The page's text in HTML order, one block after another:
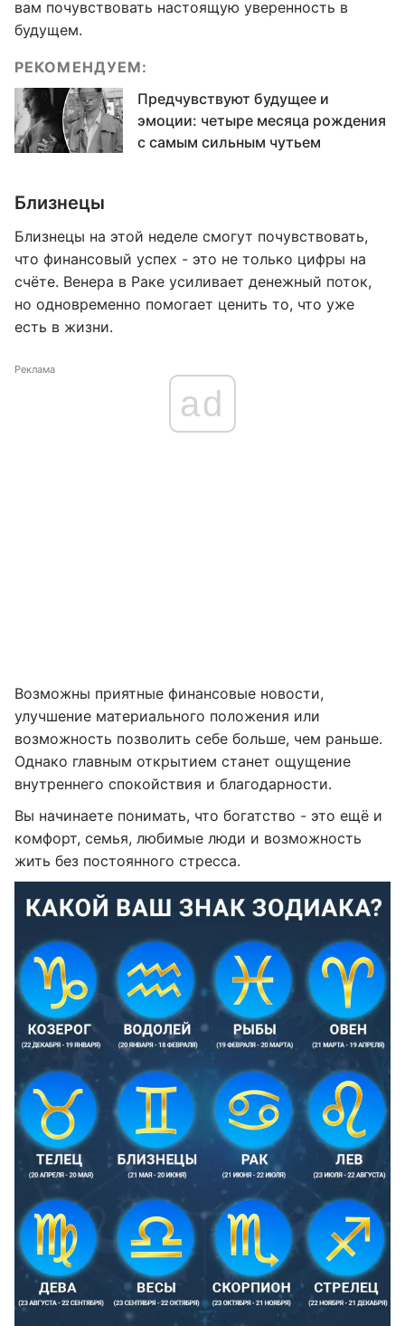
вам почувствовать настоящую уверенность в
будущем.
РЕКОМЕНДУЕМ:
Предчувствуют будущее и
эмоции: четыре месяца рождения
с самым сильным чутьем
Близнецы
Близнецы на этой неделе смогут почувствовать,
что финансовый успех - это не только цифры на
счёте. Венера в Раке усиливает денежный поток,
но одновременно помогает ценить то, что уже
есть в жизни.
Реклама
ad
Возможны приятные финансовые новости,
улучшение материального положения или
возможность позволить себе больше, чем раньше.
Однако главным открытием станет ощущение
внутреннего спокойствия и благодарности.
Вы начинаете понимать, что богатство - это ещё и
комфорт, семья, любимые люди и возможность
жить без постоянного стресса.